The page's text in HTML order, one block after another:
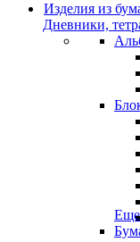
Изделия из
Дневники,
Еще